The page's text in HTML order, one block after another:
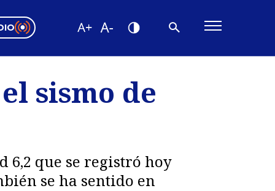
sismo de
6,2 que se registró hoy
se ha sentido en